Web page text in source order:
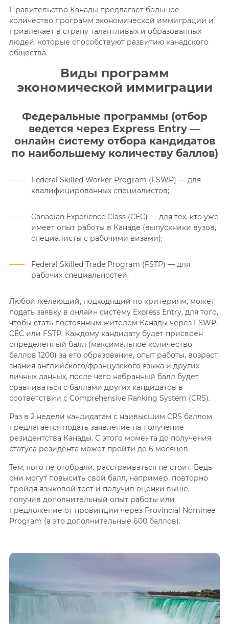
Правительство Канады предлагает большое
количество программ экономической иммиграции и
привлекает в страну талантливых и образованных
людей, которые способствуют развитию канадского
общества.
Виды программ
экономической иммиграции
Федеральные программы (отбор
ведется через Express Entry —
онлайн систему отбора кандидатов
по наибольшему количеству баллов)
Federal Skilled Worker Program (FSWP) — для
квалифицированных специалистов;
Canadian Experience Class (CEC) —для тех, кто уже
имеет опыт работы в Канаде (выпускники вузов,
специалисты с рабочими визами);
Federal Skilled Trade Program (FSTP) —для
рабочих специальностей.
Любой желающий, подходящий по критериям, может
подать заявку в онлайн систему Express Entry, для того,
чтобы стать постоянным жителем Канады через FSWP,
CEC или FSTP. Каждому кандидату будет присвоен
определенный балл (максимальное количество
баллов 1200) за его образование, опыт работы, возраст,
знания английского/французского языка и других
личных данных, после чего набранный балл будет
сравниваться с баллами других кандидатов в
соответствии с Comprehensive Ranking System (CRS).
Раз в 2 недели кандидатам с наивысшим CRS баллом
предлагается подать заявление на получение
резидентства Канады. C этого момента до получения
статуса резидента может пройти до 6 месяцев.
Тем, кого не отобрали, расстраиваться не стоит. Ведь
они могут повысить свой балл, например, повторно
пройдя языковой тест и получив оценки выше,
получив дополнительный опыт работы или
предложение от провинции через Provincial Nominee
Program (а это дополнительные 600 баллов).